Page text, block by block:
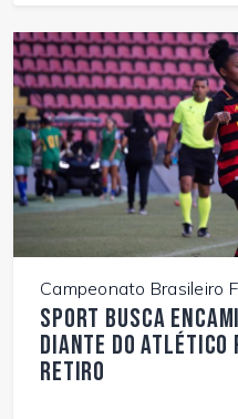
Campeonato Brasileiro
Sport busca
diante do Atlético
Retiro